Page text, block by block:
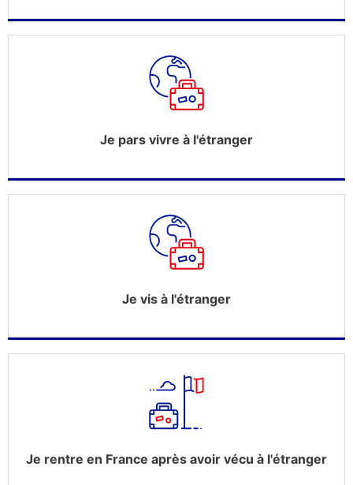
Je pars vivre à l'étranger
Je vis à l'étranger
Je rentre en France après avoir vécu à l'étranger